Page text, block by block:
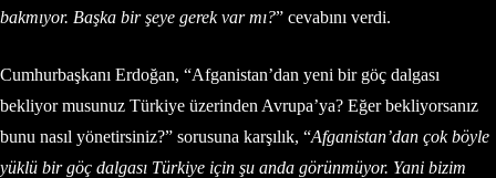
bakmıyor. Başka bir şeye gerek var mı?” cevabını verdi.
Cumhurbaşkanı Erdoğan, “Afganistan’dan yeni bir göç dalgası
bekliyor musunuz Türkiye üzerinden Avrupa’ya? Eğer bekliyorsanız
bunu nasıl yönetirsiniz?” sorusuna karşılık, “Afganistan’dan çok böyle
yüklü bir göç dalgası Türkiye için şu anda görünmüyor. Yani bizim